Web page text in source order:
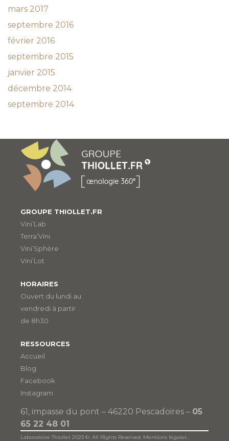
mars 2017
septembre 2016
février 2016
septembre 2015
janvier 2015
décembre 2014
septembre 2014
GROUPE THIOLLET.FR
Vini’Lab
Terra’Vini
Vini’Sphère
Vini’Lot
HORAIRES
Ouvert du lundi au
vendredi à partir
de 8h30
RESSOURCES
Accueil
Blog
Facebook
Instagram
61, impasse du pont – 46220 Pescadoires – 05
65 22 48 01
Laboratoire Thiollet 2023 ©. All Rights Reserved. Mentions légales .